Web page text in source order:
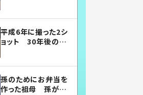
平成6年に撮った2シ
ョット 30年後の姿
孫のためにお弁当を
作った祖母 孫が絶